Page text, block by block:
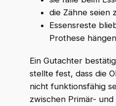
die Zähne seien
Essensreste
Prothese hängen
Ein Gutachter
stellte fest, dass die
nicht funktionsfähig
zwischen Primär-